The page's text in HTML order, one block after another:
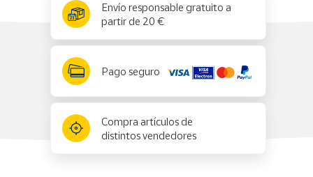
Envío responsable gratuito a
partir de 20 €
Pago seguro
Compra artículos de
distintos vendedores